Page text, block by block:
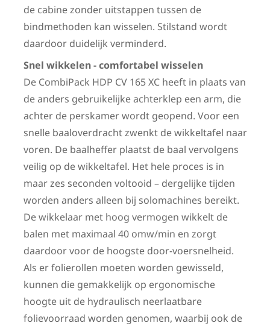
de cabine zonder uitstappen tussen de
bindmethoden kan wisselen. Stilstand wordt
daardoor duidelijk verminderd.
Snel wikkelen - comfortabel wisselen
De CombiPack HDP CV 165 XC heeft in plaats van
de anders gebruikelijke achterklep een arm, die
achter de perskamer wordt geopend. Voor een
snelle baaloverdracht zwenkt de wikkeltafel naar
voren. De baalheffer plaatst de baal vervolgens
veilig op de wikkeltafel. Het hele proces is in
maar zes seconden voltooid – dergelijke tijden
worden anders alleen bij solomachines bereikt.
De wikkelaar met hoog vermogen wikkelt de
balen met maximaal 40 omw/min en zorgt
daardoor voor de hoogste door-voersnelheid.
Als er folierollen moeten worden gewisseld,
kunnen die gemakkelijk op ergonomische
hoogte uit de hydraulisch neerlaatbare
folievoorraad worden genomen, waarbij ook de